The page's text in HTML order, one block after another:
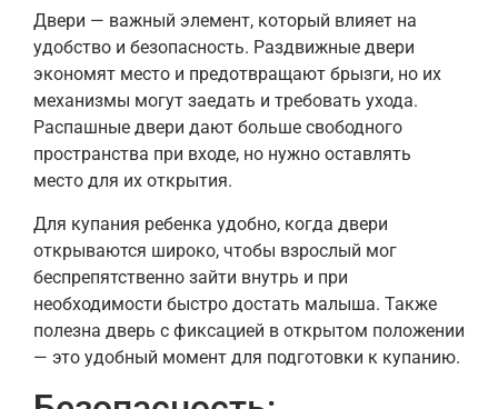
Двери — важный элемент, который влияет на
удобство и безопасность. Раздвижные двери
экономят место и предотвращают брызги, но их
механизмы могут заедать и требовать ухода.
Распашные двери дают больше свободного
пространства при входе, но нужно оставлять
место для их открытия.
Для купания ребенка удобно, когда двери
открываются широко, чтобы взрослый мог
беспрепятственно зайти внутрь и при
необходимости быстро достать малыша. Также
полезна дверь с фиксацией в открытом положении
— это удобный момент для подготовки к купанию.